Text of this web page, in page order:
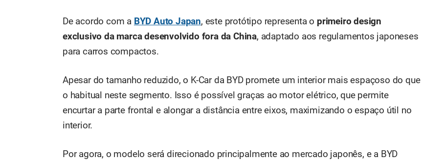
De acordo com a BYD Auto Japan, este protótipo representa o primeiro design
exclusivo da marca desenvolvido fora da China, adaptado aos regulamentos japoneses
para carros compactos.
Apesar do tamanho reduzido, o K-Car da BYD promete um interior mais espaçoso do que
o habitual neste segmento. Isso é possível graças ao motor elétrico, que permite
encurtar a parte frontal e alongar a distância entre eixos, maximizando o espaço útil no
interior.
Por agora, o modelo será direcionado principalmente ao mercado japonês, e a BYD